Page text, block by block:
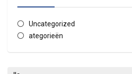
Uncategorized
ategorieën